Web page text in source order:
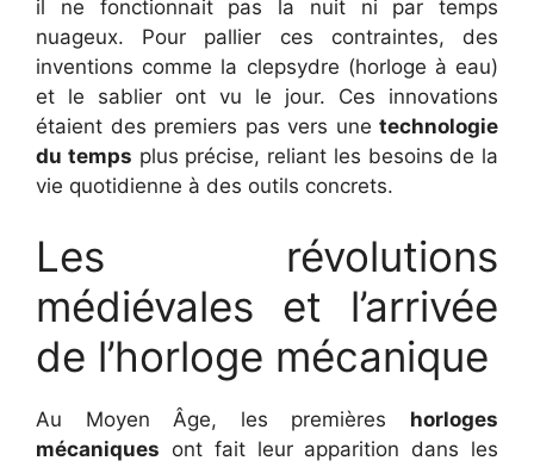
il ne fonctionnait pas la nuit ni par temps
nuageux. Pour pallier ces contraintes, des
inventions comme la clepsydre (horloge à eau)
et le sablier ont vu le jour. Ces innovations
étaient des premiers pas vers une technologie
du temps plus précise, reliant les besoins de la
vie quotidienne à des outils concrets.
Les révolutions
médiévales et l’arrivée
de l’horloge mécanique
Au Moyen Âge, les premières horloges
mécaniques ont fait leur apparition dans les